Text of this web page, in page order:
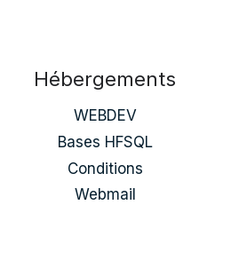
Hébergements
WEBDEV
Bases HFSQL
Conditions
Webmail